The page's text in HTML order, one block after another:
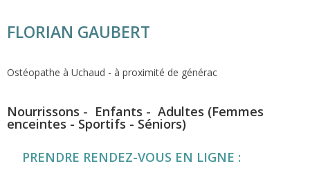
FLORIAN GAUBERT
Ostéopathe à Uchaud - à proximité de générac
Nourrissons - Enfants - Adultes (Femmes
enceintes - Sportifs - Séniors)
PRENDRE RENDEZ-VOUS EN LIGNE :